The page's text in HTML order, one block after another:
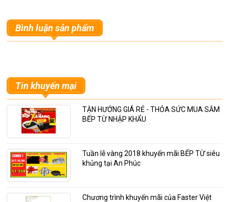
Bình luận sản phẩm
Tin khuyến mại
TẬN HƯỞNG GIÁ RẺ - THỎA SỨC MUA SẮM
BẾP TỪ NHẬP KHẨU
Tuần lễ vàng 2018 khuyến mãi BẾP TỪ siêu
khủng tại An Phúc
Chương trình khuyến mãi của Faster Việt